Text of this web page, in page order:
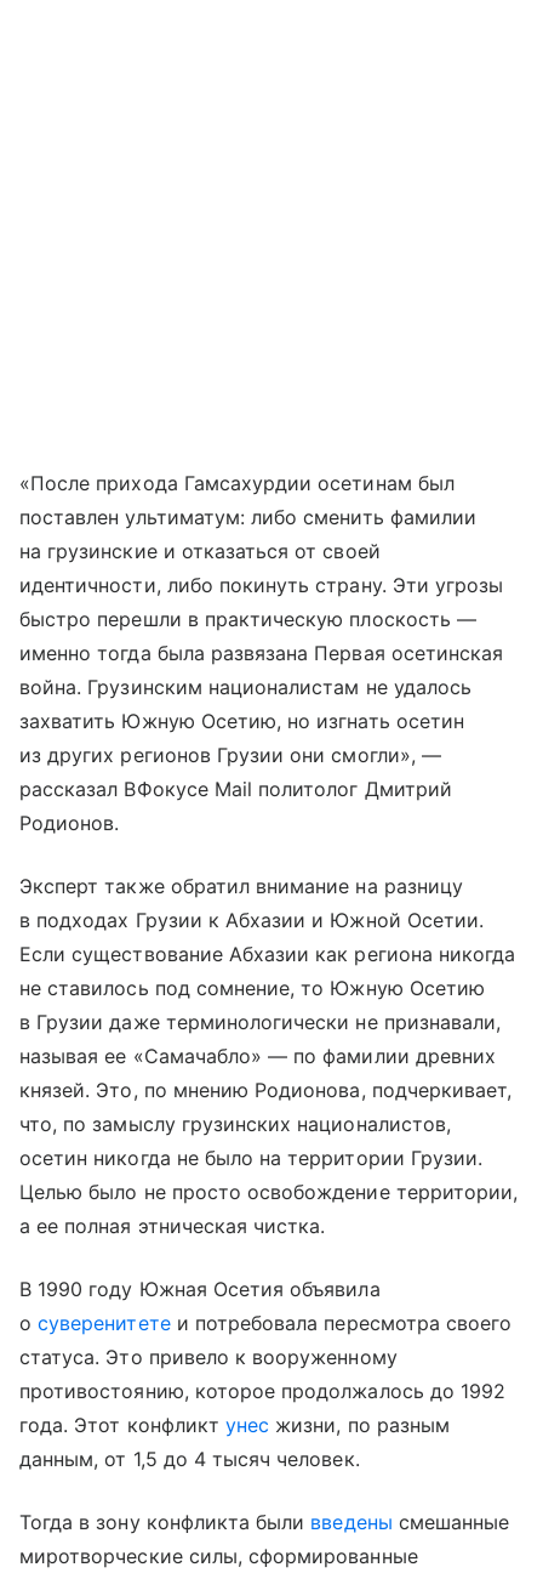
«После прихода Гамсахурдии осетинам был
поставлен ультиматум: либо сменить фамилии
на грузинские и отказаться от своей
идентичности, либо покинуть страну. Эти угрозы
быстро перешли в практическую плоскость —
именно тогда была развязана Первая осетинская
война. Грузинским националистам не удалось
захватить Южную Осетию, но изгнать осетин
из других регионов Грузии они смогли», —
рассказал ВФокусе Mail политолог Дмитрий
Родионов.
Эксперт также обратил внимание на разницу
в подходах Грузии к Абхазии и Южной Осетии.
Если существование Абхазии как региона никогда
не ставилось под сомнение, то Южную Осетию
в Грузии даже терминологически не признавали,
называя ее «Самачабло» — по фамилии древних
князей. Это, по мнению Родионова, подчеркивает,
что, по замыслу грузинских националистов,
осетин никогда не было на территории Грузии.
Целью было не просто освобождение территории,
а ее полная этническая чистка.
В 1990 году Южная Осетия объявила
осуверенитетеи потребовала пересмотра своего
статуса. Это привело к вооруженному
противостоянию, которое продолжалось до 1992
года. Этот конфликт унес жизни, по разным
данным, от 1,5 до 4 тысяч человек.
Тогда в зону конфликта были введены смешанные
миротворческие силы, сформированные